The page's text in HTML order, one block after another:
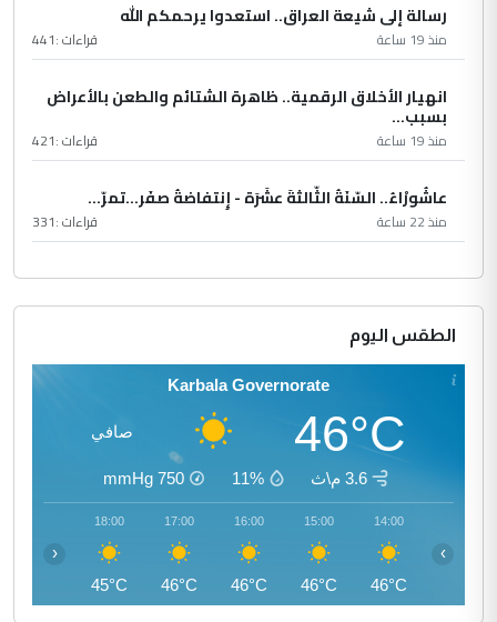
رسالة إلى شيعة العراق.. استعدوا يرحمكم الله
منذ 19 ساعة قراءات :441
انهيار الأخلاق الرقمية.. ظاهرة الشتائم والطعن بالأعراض
بسبب...
منذ 19 ساعة قراءات :421
عاشُورْاءُ.. السّنَةُ الثّالثةَ عشَرَة - إِنتفاضةُ صفَر…تمرّ...
منذ 22 ساعة قراءات :331
الطقس اليوم
Karbala Governorate
46°C صافي
3.6 م\ث 11%
750
mmHg
14:00
46°C
15:00
46°C
16:00
46°C
17:00
46°C
18:00
45°C
‹ ›